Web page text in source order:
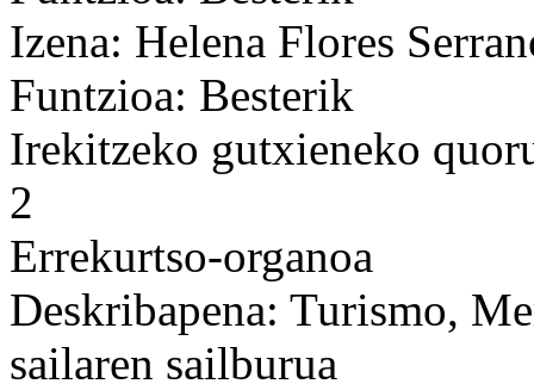
Izena: Helena Flores
Funtzioa: Besterik
Irekitzeko gutxieneko
2
Errekurtso-organoa
Deskribapena: Turismo,
sailaren sailburua